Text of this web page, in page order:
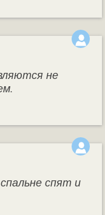
не
спят и